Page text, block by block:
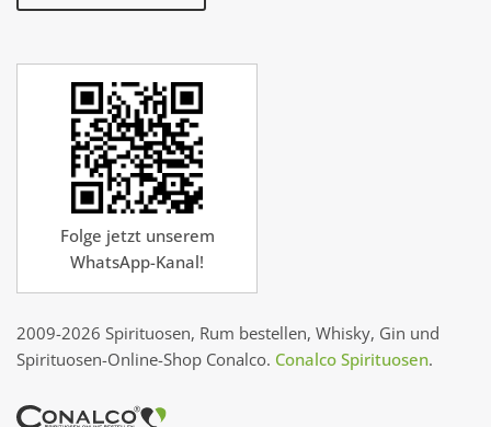
Folge jetzt unserem
WhatsApp-Kanal!
2009-2026 Spirituosen, Rum bestellen, Whisky, Gin und
Spirituosen-Online-Shop Conalco. Conalco Spirituosen.